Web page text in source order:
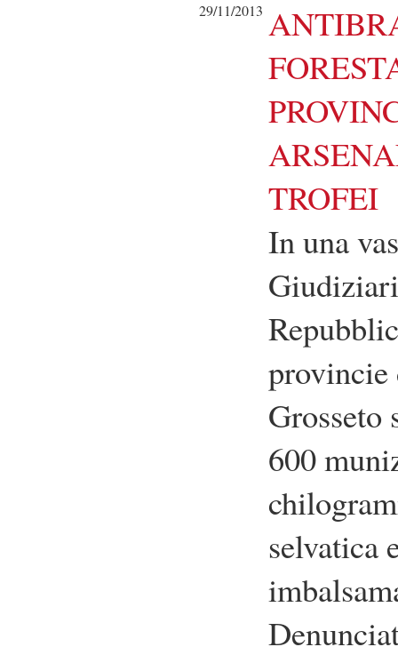
29/11/2013
TROFEI
In una
provincie
Grosseto
600
selvatica